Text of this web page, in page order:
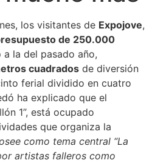
los visitantes de Expojove,
de 250.000
la del pasado año,
cuadrados de diversión
ferial dividido en cuatro
ha explicado que el
1”, está ocupado
que organiza la
como tema central “La
artistas falleros como